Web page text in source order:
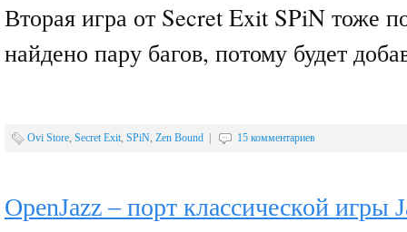
Вторая игра от Secret Exit SPiN тоже
найдено пару багов, потому будет
Ovi Store, Secret Exit, SPiN, Zen Bound 15 комментариев
OpenJazz – порт классической игры